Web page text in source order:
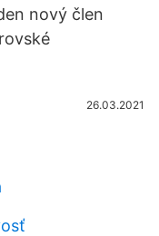
nový člen
26.03.2021